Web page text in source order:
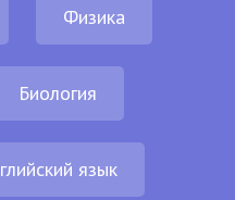
Физика
Биология
язык